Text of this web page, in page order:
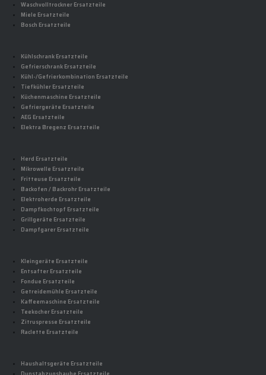
Waschvolltrockner Ersatzteile
Miele Ersatzteile
Bosch Ersatzteile
Kühlschrank Ersatzteile
Gefrierschrank Ersatzteile
Kühl-/Gefrierkombination Ersatzteile
Tiefkühler Ersatzteile
Küchenmaschine Ersatzteile
Gefriergeräte Ersatzteile
AEG Ersatzteile
Elektra Bregenz Ersatzteile
Herd Ersatzteile
Mikrowelle Ersatzteile
Fritteuse Ersatzteile
Backofen / Backrohr Ersatzteile
Elektroherde Ersatzteile
Dampfkochtopf Ersatzteile
Grillgeräte Ersatzteile
Dampfgarer Ersatzteile
Kleingeräte Ersatzteile
Entsafter Ersatzteile
Fondue Ersatzteile
Getreidemühle Ersatzteile
Kaffeemaschine Ersatzteile
Teekocher Ersatzteile
Zitruspresse Ersatzteile
Raclette Ersatzteile
Haushaltsgeräte Ersatzteile